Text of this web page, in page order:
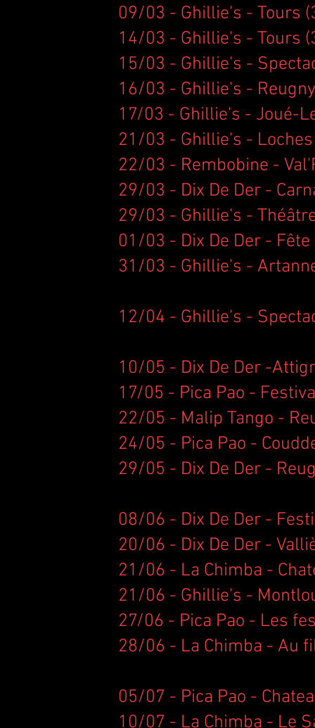
09/03 - Ghillie's - Tours
14/03 - Ghillie's - Tours
15/03 - Ghillie's -
16/03 - Ghillie's -
17/03 - Ghillie's - Joué-
21/03 - Ghillie's -
22/03 - Rembobine -
29/03 - Dix De Der -
29/03 - Ghillie's -
01/03 - Dix De Der -
31/03 - Ghillie's -
12/04 - Ghillie's -
10/05 - Dix De Der -
17/05 - Pica Pao -
22/05 - Malip Tango -
24/05 - Pica Pao -
29/05 - Dix De Der -
08/06 - Dix De Der -
20/06 - Dix De Der -
21/06 - La Chimba -
21/06 - Ghillie's -
27/06 - Pica Pao - Les
28/06 - La Chimba - Au
05/07 - Pica Pao -
10/07 - La Chimba - Le